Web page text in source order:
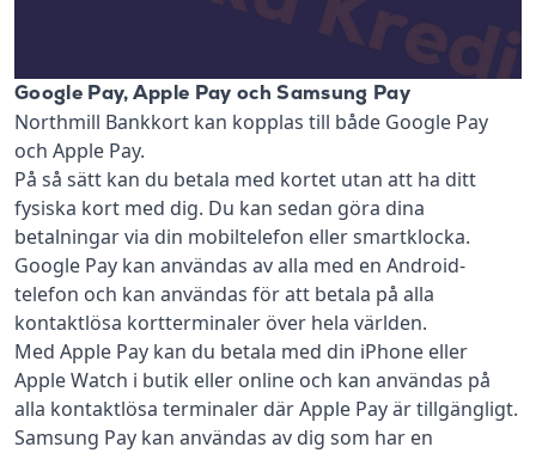
Google Pay, Apple Pay och Samsung Pay
Northmill Bankkort kan kopplas till både Google Pay
och Apple Pay.
På så sätt kan du betala med kortet utan att ha ditt
fysiska kort med dig. Du kan sedan göra dina
betalningar via din mobiltelefon eller smartklocka.
Google Pay kan användas av alla med en Android-
telefon och kan användas för att betala på alla
kontaktlösa kortterminaler över hela världen.
Med Apple Pay kan du betala med din iPhone eller
Apple Watch i butik eller online och kan användas på
alla kontaktlösa terminaler där Apple Pay är tillgängligt.
Samsung Pay kan användas av dig som har en